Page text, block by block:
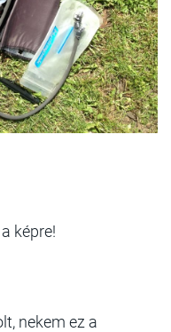
képre!
nekem ez a